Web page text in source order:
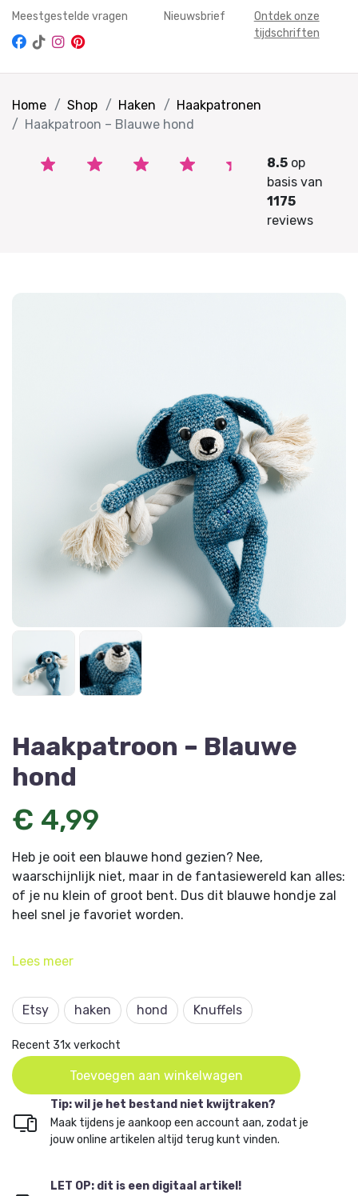
Meestgestelde vragen Nieuwsbrief
Ontdek onze
tijdschriften
Home Shop Haken
Haakpatronen
Haakpatroon – Blauwe hond
8.5op
basis van
1175
reviews
Haakpatroon – Blauwe
hond
€ 4,99
Heb je ooit een blauwe hond gezien? Nee,
waarschijnlijk niet, maar in de fantasiewereld kan alles:
of je nu klein of groot bent. Dus dit blauwe hondje zal
heel snel je favoriet worden.
ontworpen door Ingrid Geerings.
Lees meer
Etsy haken hond Knuffels
Recent 31x verkocht
Toevoegen aan winkelwagen
Tip: wil je het bestand niet kwijtraken?
Maak tijdens je aankoop een account aan, zodat je
jouw online artikelen altijd terug kunt vinden.
LET OP: dit is een digitaal artikel!